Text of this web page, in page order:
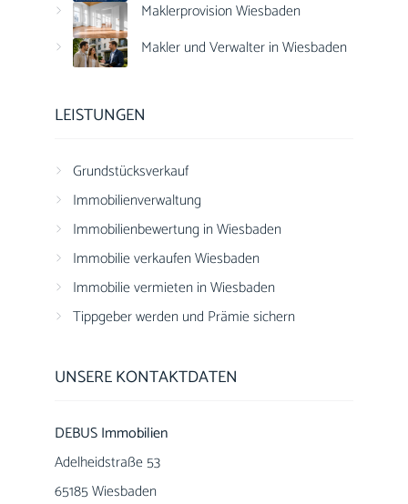
Maklerprovision Wiesbaden
Makler und Verwalter in Wiesbaden
LEISTUNGEN
Grundstücksverkauf
Immobilienverwaltung
Immobilienbewertung in Wiesbaden
Immobilie verkaufen Wiesbaden
Immobilie vermieten in Wiesbaden
Tippgeber werden und Prämie sichern
UNSERE KONTAKTDATEN
DEBUS Immobilien
Adelheidstraße 53
65185 Wiesbaden